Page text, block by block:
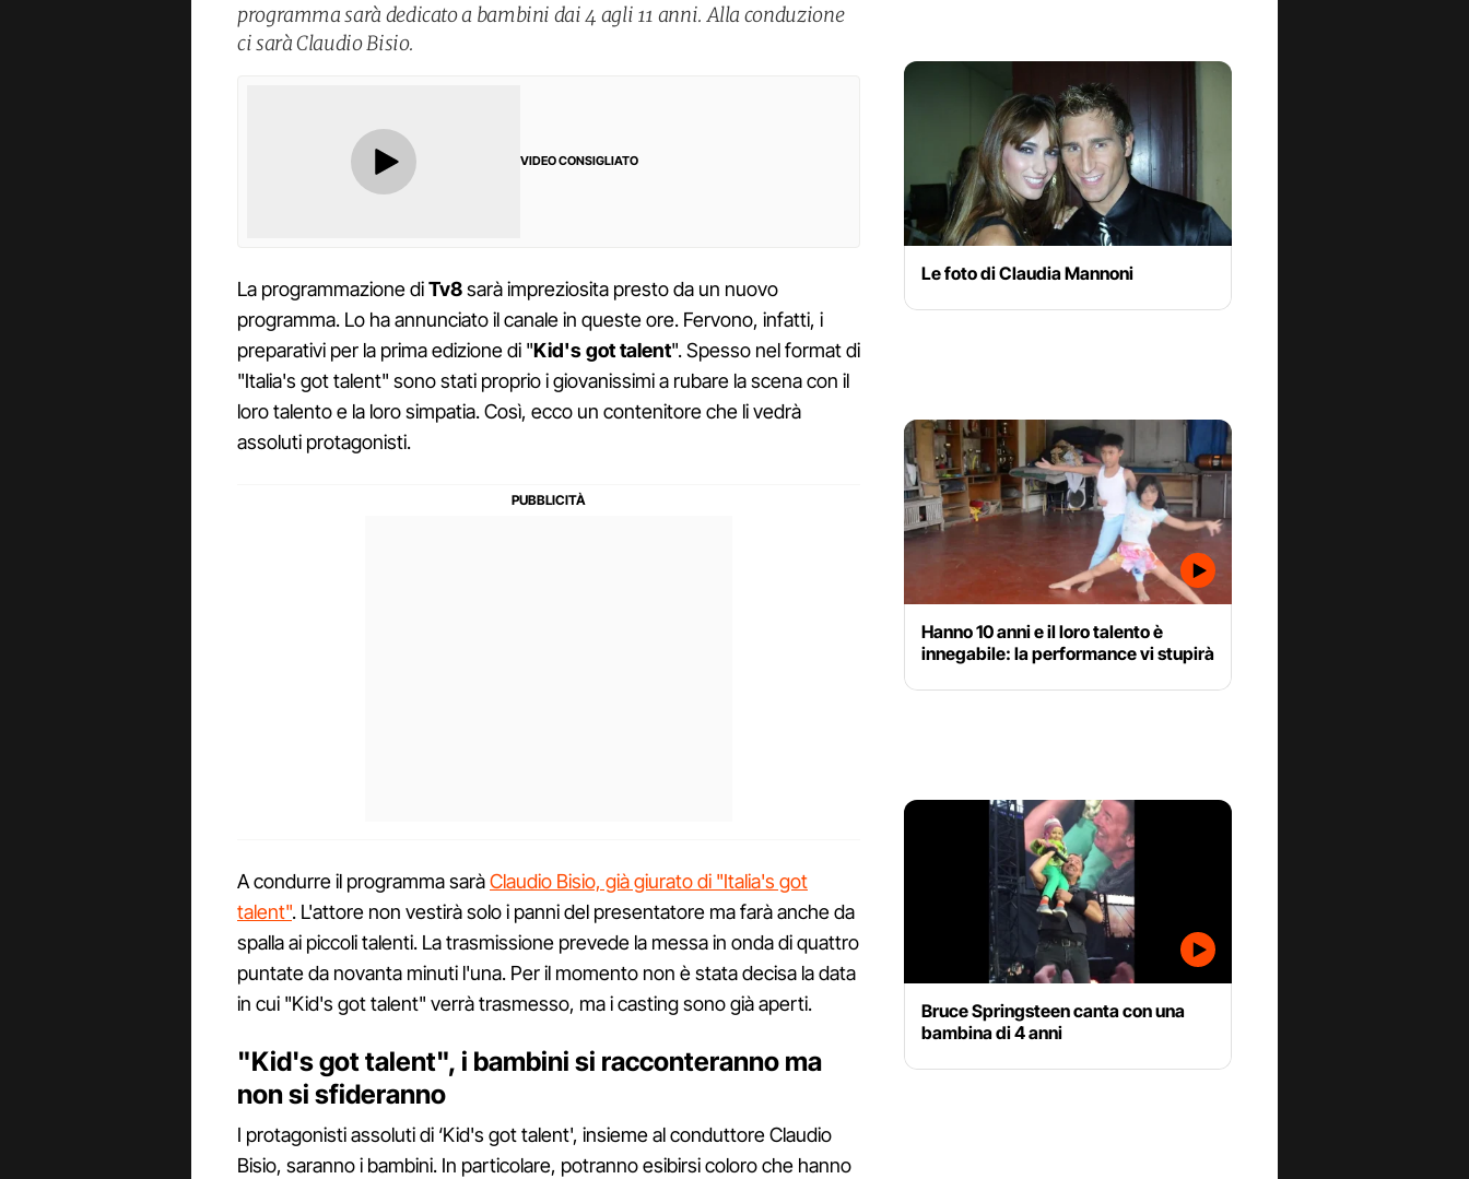
programma sarà dedicato a bambini dai 4 agli 11 anni. Alla conduzione
ci sarà Claudio Bisio.
VIDEO CONSIGLIATO
La programmazione diTv8sarà impreziosita presto da un nuovo
programma. Lo ha annunciato il canale in queste ore. Fervono, infatti, i
preparativi per la prima edizione di "Kid's got talent". Spesso nel format di
"Italia's got talent" sono stati proprio i giovanissimi a rubare la scena con il
loro talento e la loro simpatia. Così, ecco un contenitore che li vedrà
assoluti protagonisti.
A condurre il programma saràClaudio Bisio, già giurato di "Italia's got
talent". L'attore non vestirà solo i panni del presentatore ma farà anche da
spalla ai piccoli talenti. La trasmissione prevede la messa in onda di quattro
puntate da novanta minuti l'una. Per il momento non è stata decisa la data
in cui "Kid's got talent" verrà trasmesso, ma i casting sono già aperti.
"Kid's got talent", i bambini si racconteranno ma
non si sfideranno
I protagonisti assoluti di ‘Kid's got talent', insieme al conduttore Claudio
Bisio, saranno i bambini. In particolare, potranno esibirsi coloro che hanno
Le foto di Claudia Mannoni
Hanno 10 anni e il loro talento è
innegabile: la performance vi stupirà
Bruce Springsteen canta con una
bambina di 4 anni